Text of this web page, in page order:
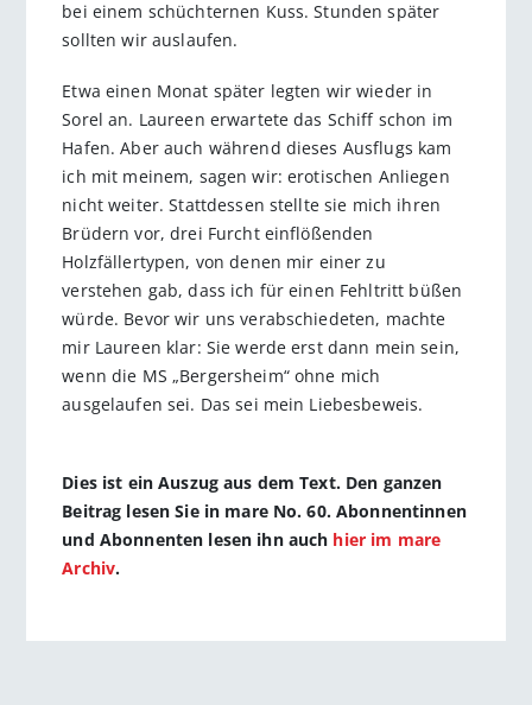
bei einem schüchternen Kuss. Stunden später
sollten wir auslaufen.
Etwa einen Monat später legten wir wieder in
Sorel an. Laureen erwartete das Schiff schon im
Hafen. Aber auch während dieses Ausflugs kam
ich mit meinem, sagen wir: erotischen Anliegen
nicht weiter. Stattdessen stellte sie mich ihren
Brüdern vor, drei Furcht einflößenden
Holzfällertypen, von denen mir einer zu
verstehen gab, dass ich für einen Fehltritt büßen
würde. Bevor wir uns verabschiedeten, machte
mir Laureen klar: Sie werde erst dann mein sein,
wenn die MS „Bergersheim“ ohne mich
ausgelaufen sei. Das sei mein Liebesbeweis.
Dies ist ein Auszug aus dem Text. Den ganzen
Beitrag lesen Sie in mare No. 60. Abonnentinnen
und Abonnenten lesen ihn auch hier im mare
Archiv.